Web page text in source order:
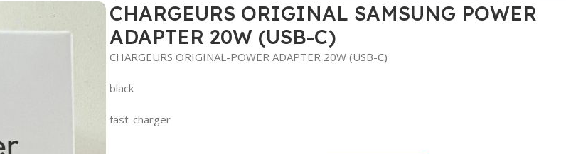
CHARGEURS ORIGINAL SAMSUNG POWER
ADAPTER 20W (USB-C)
CHARGEURS ORIGINAL-POWER ADAPTER 20W (USB-C)
black
fast-charger